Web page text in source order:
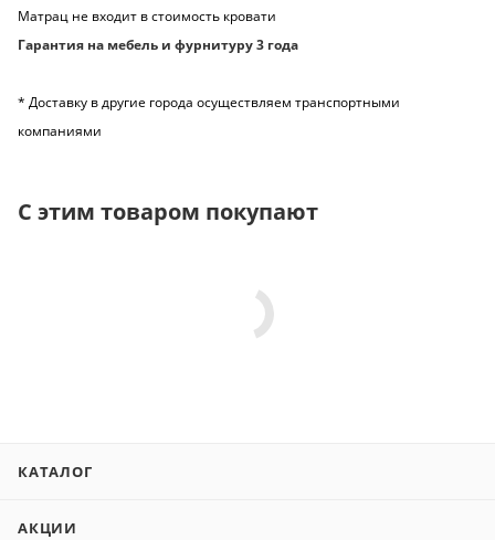
Матрац не входит в стоимость кровати
Гарантия на мебель и фурнитуру 3 года
* Доставку в другие города осуществляем транспортными
компаниями
С этим товаром покупают
КАТАЛОГ
АКЦИИ